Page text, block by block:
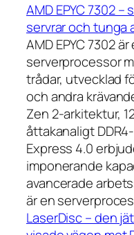
AMD EPYC 7302
servrar och
AMD EPYC 7302
serverprocessor
trådar, utvecklad
och andra
Zen 2-arkitektur,
åttakanaligt
Express 4.0
imponerande
avancerade
är en
LaserDisc – den